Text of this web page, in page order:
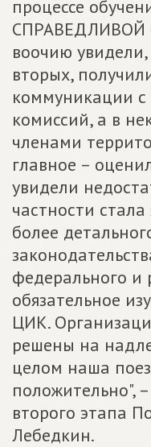
процессе
СПРАВЕДЛИВОЙ
воочию
вторых,
коммуникации с
комиссий, а в
членами
главное –
увидели
частности
более
федерального и
обязательное
ЦИК.
решены на
целом наша
положительно",
второго этапа
Лебедкин.